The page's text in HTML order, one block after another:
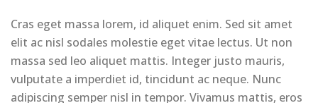
Cras eget massa lorem, id aliquet enim. Sed sit amet
elit ac nisl sodales molestie eget vitae lectus. Ut non
massa sed leo aliquet mattis. Integer justo mauris,
vulputate a imperdiet id, tincidunt ac neque. Nunc
adipiscing semper nisl in tempor. Vivamus mattis, eros